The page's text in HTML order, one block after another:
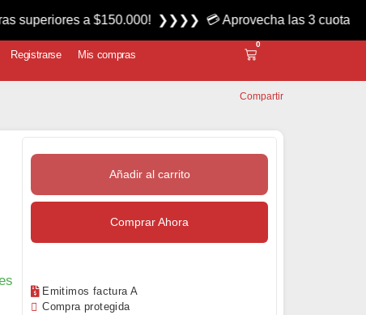
Registrarse Mis compras
0
Compartir
Añadir al carrito
Comprar Ahora
Emitimos factura A
Compra protegida
a $150.000! ❯❯❯❯ 💳 Aprovecha las 3 cuotas sin interés